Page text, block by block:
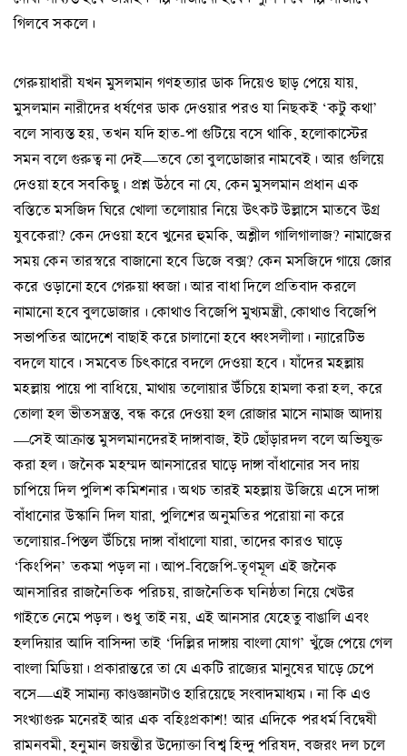
গিলবে সকলে।
গেরুয়াধারী যখন মুসলমান গণহত্যার ডাক দিয়েও ছাড় পেয়ে যায়,
মুসলমান নারীদের ধর্ষণের ডাক দেওয়ার পরও যা নিছকই ‘কটু কথা’
বলে সাব্যস্ত হয়, তখন যদি হাত-পা গুটিয়ে বসে থাকি, হলোকাস্টের
সমন বলে গুরুত্ব না দেই—তবে তো বুলডোজার নামবেই। আর গুলিয়ে
দেওয়া হবে সবকিছু। প্রশ্ন উঠবে না যে, কেন মুসলমান প্রধান এক
বস্তিতে মসজিদ ঘিরে খোলা তলোয়ার নিয়ে উৎকট উল্লাসে মাতবে উগ্র
যুবকেরা? কেন দেওয়া হবে খুনের হুমকি, অশ্লীল গালিগালাজ? নামাজের
সময় কেন তারস্বরে বাজানো হবে ডিজে বক্স? কেন মসজিদে গায়ে জোর
করে ওড়ানো হবে গেরুয়া ধ্বজা। আর বাধা দিলে প্রতিবাদ করলে
নামানো হবে বুলডোজার। কোথাও বিজেপি মুখ্যমন্ত্রী, কোথাও বিজেপি
সভাপতির আদেশে বাছাই করে চালানো হবে ধ্বংসলীলা। ন্যারেটিভ
বদলে যাবে। সমবেত চিৎকারে বদলে দেওয়া হবে। যাঁদের মহল্লায়
মহল্লায় পায়ে পা বাধিয়ে, মাথায় তলোয়ার উঁচিয়ে হামলা করা হল, করে
তোলা হল ভীতসন্ত্রস্ত, বন্ধ করে দেওয়া হল রোজার মাসে নামাজ আদায়
—সেই আক্রান্ত মুসলমানদেরই দাঙ্গাবাজ, ইট ছোঁড়ারদল বলে অভিযুক্ত
করা হল। জনৈক মহম্মদ আনসারের ঘাড়ে দাঙ্গা বাঁধানোর সব দায়
চাপিয়ে দিল পুলিশ কমিশনার। অথচ তারই মহল্লায় উজিয়ে এসে দাঙ্গা
বাঁধানোর উস্কানি দিল যারা, পুলিশের অনুমতির পরোয়া না করে
তলোয়ার-পিস্তল উঁচিয়ে দাঙ্গা বাঁধালো যারা, তাদের কারও ঘাড়ে
‘কিংপিন’ তকমা পড়ল না। আপ-বিজেপি-তৃণমূল এই জনৈক
আনসারির রাজনৈতিক পরিচয়, রাজনৈতিক ঘনিষ্ঠতা নিয়ে খেউর
গাইতে নেমে পড়ল। শুধু তাই নয়, এই আনসার যেহেতু বাঙালি এবং
হলদিয়ার আদি বাসিন্দা তাই ‘দিল্লির দাঙ্গায় বাংলা যোগ’ খুঁজে পেয়ে গেল
বাংলা মিডিয়া। প্রকারান্তরে তা যে একটি রাজ্যের মানুষের ঘাড়ে চেপে
বসে—এই সামান্য কাণ্ডজ্ঞানটাও হারিয়েছে সংবাদমাধ্যম। না কি এও
সংখ্যাগুরু মনেরই আর এক বহিঃপ্রকাশ! আর এদিকে পরধর্ম বিদ্বেষী
রামনবমী, হনুমান জয়ন্তীর উদ্যোক্তা বিশ্ব হিন্দু পরিষদ, বজরং দল চলে